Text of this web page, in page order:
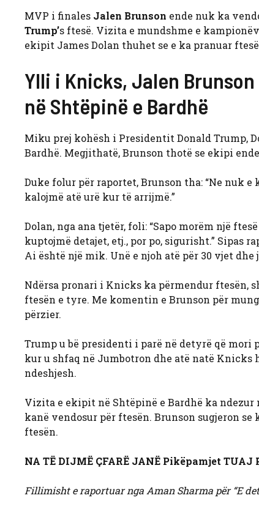
MVP i finales Jalen Brunson ende nuk ka
Trump’s ftesë. Vizita e mundshme e
ekipit James Dolan thuhet se e ka pranuar
Ylli i Knicks, Jalen
në Shtëpinë e Bardhë
Miku prej kohësh i Presidentit Donald Trump,
Bardhë. Megjithatë, Brunson thotë se ekipi
Duke folur për raportet, Brunson tha: “Ne nuk
kalojmë atë urë kur të arrijmë.”
Dolan, nga ana tjetër, foli: “Sapo morëm një
kuptojmë detajet, etj., por po, sigurisht.” Sipas
Ai është një mik. Unë e njoh atë për 30 vjet
Ndërsa pronari i Knicks ka përmendur ftesën,
ftesën e tyre. Me komentin e Brunson për
përzier.
Trump u bë presidenti i parë në detyrë që mori
kur u shfaq në Jumbotron dhe atë natë Knicks
ndeshjesh.
Vizita e ekipit në Shtëpinë e Bardhë ka
kanë vendosur për ftesën. Brunson sugjeron
ftesën.
NA TË DIJMË ÇFARË JANË Pikëpamjet TUAJ
Fillimisht e raportuar nga Aman Sharma për “E